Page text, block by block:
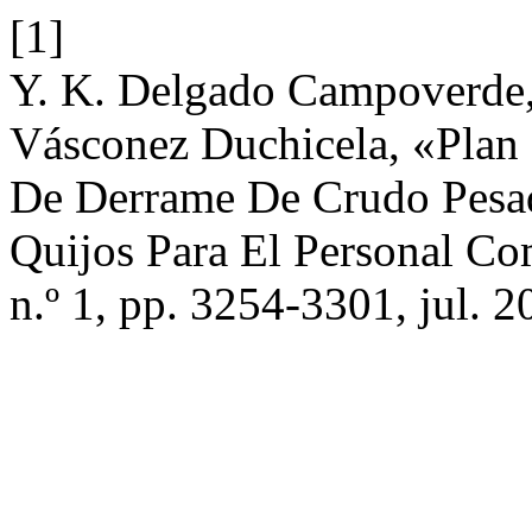
[1]
Y. K. Delgado
Vásconez Duchicela,
De Derrame De Crudo
Quijos Para El Personal
n.º 1, pp. 3254-3301, jul.